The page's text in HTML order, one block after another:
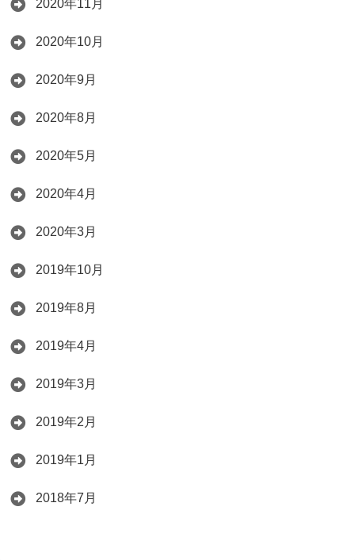
2020年11月
2020年10月
2020年9月
2020年8月
2020年5月
2020年4月
2020年3月
2019年10月
2019年8月
2019年4月
2019年3月
2019年2月
2019年1月
2018年7月